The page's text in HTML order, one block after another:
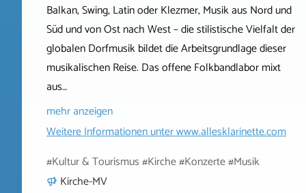
Balkan, Swing, Latin oder Klezmer, Musik aus Nord und
Süd und von Ost nach West – die stilistische Vielfalt der
globalen Dorfmusik bildet die Arbeitsgrundlage dieser
musikalischen Reise. Das offene Folkbandlabor mixt
aus…
mehr anzeigen
Weitere Informationen unterwww.allesklarinette.com
#Kultur & Tourismus #Kirche #Konzerte #Musik
Kirche-MV